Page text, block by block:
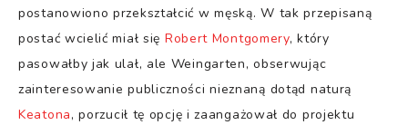
postanowiono przekształcić w męską. W tak przepisaną
postać wcielić miał się Robert Montgomery, który
pasowałby jak ulał, ale Weingarten, obserwując
zainteresowanie publiczności nieznaną dotąd naturą
Keatona, porzucił tę opcję i zaangażował do projektu